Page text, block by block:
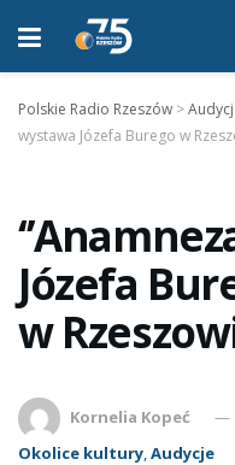
Polskie Radio Rzeszów >
wystawa Józefa Burego w
Józefa
w
Kornelia Kopeć
Okolice kultury,Audycje